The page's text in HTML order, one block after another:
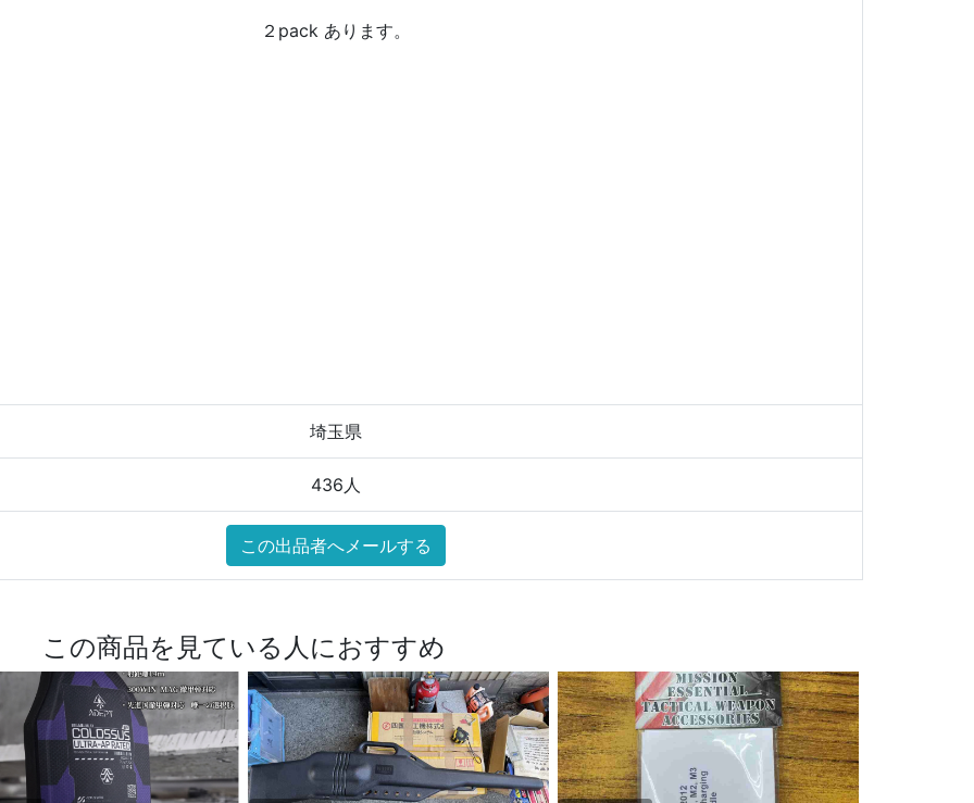
２pack あります。
埼玉県
436人
この出品者へメールする
この商品を見ている人におすすめ